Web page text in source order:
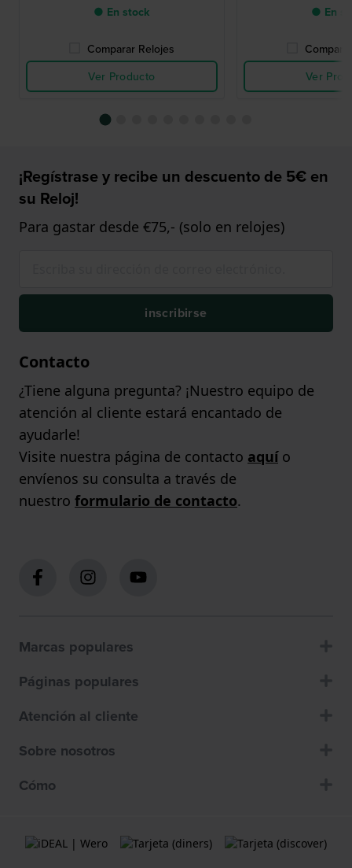
● En stock
Comparar Relojes
Ver Producto
● En
Ver
¡Regístrase y recibe un descuento de 5€ en
su Reloj!
Para gastar desde €75,- (solo en relojes)
inscribirse
Contacto
¿Tiene alguna pregunta? ¡Nuestro equipo de
atención al cliente estará encantado de
ayudarle!
Visite nuestra página de contacto aquío
envíenos su consulta a través de
nuestro formulario de contacto.
Marcas populares
Páginas populares
Atención al cliente
Sobre nosotros
Cómo